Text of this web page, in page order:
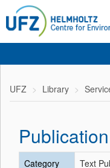
UFZ Library
Category
Text